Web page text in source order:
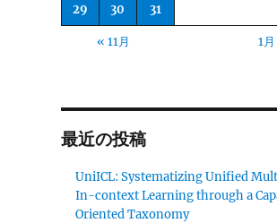
29 30 31
« 11月 1
最近の投稿
UniICL: Systematizing Unified
In-context Learning through a
Oriented Taxonomy